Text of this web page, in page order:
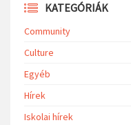
KATEGÓRIÁK
Community
Culture
Egyéb
Hírek
Iskolai hírek